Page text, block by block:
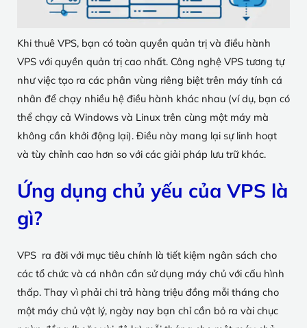
Khi thuê VPS, bạn có toàn quyền quản trị và điều hành
VPS với quyền quản trị cao nhất. Công nghệ VPS tương tự
như việc tạo ra các phân vùng riêng biệt trên máy tính cá
nhân để chạy nhiều hệ điều hành khác nhau (ví dụ, bạn có
thể chạy cả Windows và Linux trên cùng một máy mà
không cần khởi động lại). Điều này mang lại sự linh hoạt
và tùy chỉnh cao hơn so với các giải pháp lưu trữ khác.
Ứng dụng chủ yếu của VPS là
gì?
VPS ra đời với mục tiêu chính là tiết kiệm ngân sách cho
các tổ chức và cá nhân cần sử dụng máy chủ với cấu hình
thấp. Thay vì phải chi trả hàng triệu đồng mỗi tháng cho
một máy chủ vật lý, ngày nay bạn chỉ cần bỏ ra vài chục